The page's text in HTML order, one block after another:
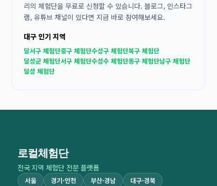
리의 체험단을 무료로 신청할 수 있습니다. 블로그, 인스타그
램, 유튜브 채널이 있다면 지금 바로 참여해보세요.
대구 인기 지역
달서구 체험단중구 체험단수성구 체험단북구 체험단
달성군 체험단서구 체험단수성수 체험단동구 체험단남구 체험단
달성 체험단
로컬체험단
전국 지역 체험단 전문 플랫폼
서울 경기·인천 부산·경남
대구·경북